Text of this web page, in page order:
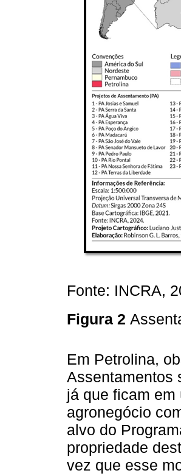
Fonte: INCRA,
Figura 2
Em Petrolina,
Assentamentos
já que ficam
agronegócio
alvo do
propriedade
vez que esse